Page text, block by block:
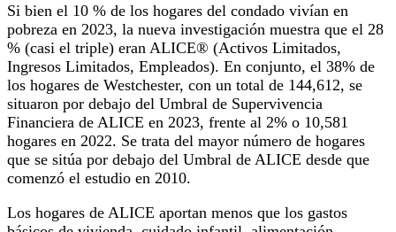
Si bien el 10 % de los hogares del condado vivían en
pobreza en 2023, la nueva investigación muestra que el 28
% (casi el triple) eran ALICE® (Activos Limitados,
Ingresos Limitados, Empleados). En conjunto, el 38% de
los hogares de Westchester, con un total de 144,612, se
situaron por debajo del Umbral de Supervivencia
Financiera de ALICE en 2023, frente al 2% o 10,581
hogares en 2022. Se trata del mayor número de hogares
que se sitúa por debajo del Umbral de ALICE desde que
comenzó el estudio en 2010.
Los hogares de ALICE aportan menos que los gastos